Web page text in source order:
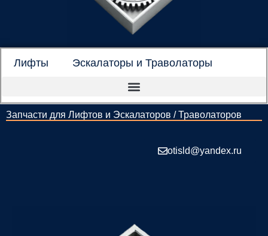
Лифты Эскалаторы и Траволаторы
Запчасти для Лифтов и Эскалаторов / Траволаторов
otisld@yandex.ru